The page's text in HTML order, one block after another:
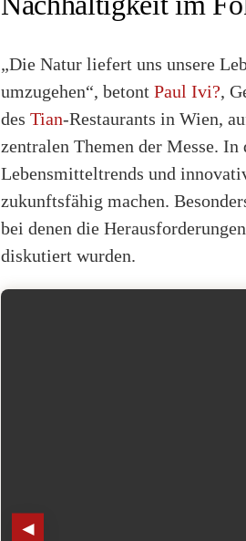
„Die Natur liefert uns unsere
umzugehen“, betont Paul Ivi?,
des Tian-Restaurants in Wien,
zentralen Themen der Messe.
Lebensmitteltrends und
zukunftsfähig machen.
bei denen die
diskutiert wurden.
◄